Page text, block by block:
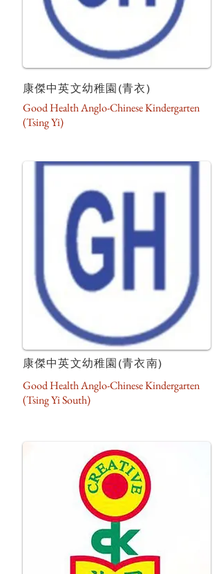
康傑中英文幼稚園(青衣)
Good Health Anglo-Chinese Kindergarten
(Tsing Yi)
康傑中英文幼稚園(青衣南)
Good Health Anglo-Chinese Kindergarten
(Tsing Yi South)